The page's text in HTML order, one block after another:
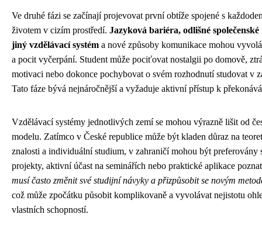
Ve druhé fázi se začínají projevovat první obtíže spojené s
životem v cizím prostředí. Jazyková bariéra, odlišné
jiný vzdělávací systém a nové způsoby komunikace mohou
a pocit vyčerpání. Student může pociťovat nostalgii po domově,
motivaci nebo dokonce pochybovat o svém rozhodnutí studovat v
Tato fáze bývá nejnáročnější a vyžaduje aktivní přístup k
Vzdělávací systémy jednotlivých zemí se mohou výrazně lišit od
modelu. Zatímco v České republice může být kladen důraz na
znalosti a individuální studium, v zahraničí mohou být preferovány
projekty, aktivní účast na seminářích nebo praktické aplikace
musí často změnit své studijní návyky a přizpůsobit se novým
což může zpočátku působit komplikovaně a vyvolávat nejistotu
vlastních schopností.